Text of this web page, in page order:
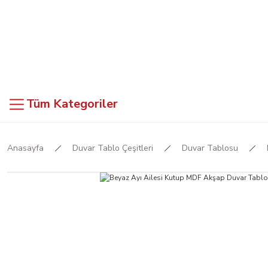
Tüm Kategoriler
Anasayfa Duvar Tablo Çeşitleri Duvar Tablosu